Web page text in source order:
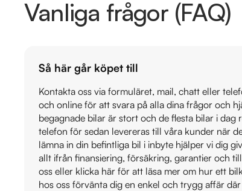
Vanliga frågor (FAQ)
Så här går köpet till
Kontakta oss via formuläret, mail, chatt eller
och online för att svara på alla dina frågor och
begagnade bilar är stort och de flesta bilar i
telefon för sedan levereras till våra kunder när
lämna in din befintliga bil i inbyte hjälper vi dig
allt ifrån finansiering, försäkring, garantier och
oss eller klicka här för att läsa mer om hur ett
hos oss förvänta dig en enkel och trygg affär